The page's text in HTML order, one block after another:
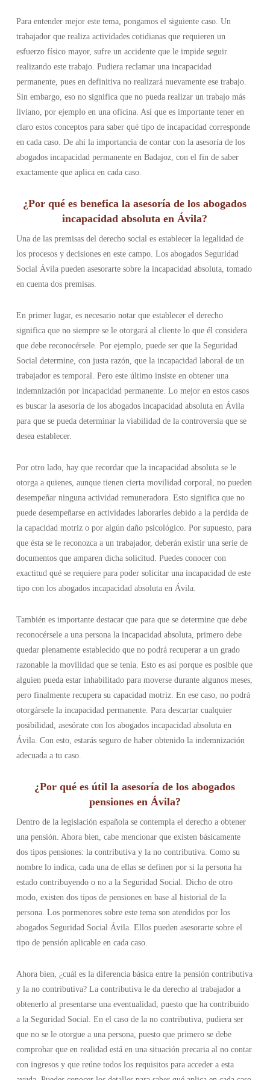
Para entender mejor este tema, pongamos el siguiente caso. Un
trabajador que realiza actividades cotidianas que requieren un
esfuerzo físico mayor, sufre un accidente que le impide seguir
realizando este trabajo. Pudiera reclamar una incapacidad
permanente, pues en definitiva no realizará nuevamente ese trabajo.
Sin embargo, eso no significa que no pueda realizar un trabajo más
liviano, por ejemplo en una oficina. Así que es importante tener en
claro estos conceptos para saber qué tipo de incapacidad corresponde
en cada caso. De ahí la importancia de contar con la asesoría de los
abogados incapacidad permanente en Badajoz, con el fin de saber
exactamente que aplica en cada caso.
¿Por qué es benefica la asesoría de los abogados
incapacidad absoluta en Ávila?
Una de las premisas del derecho social es establecer la legalidad de
los procesos y decisiones en este campo. Los abogados Seguridad
Social Ávila pueden asesorarte sobre la incapacidad absoluta, tomado
en cuenta dos premisas.
En primer lugar, es necesario notar que establecer el derecho
significa que no siempre se le otorgará al cliente lo que él considera
que debe reconocérsele. Por ejemplo, puede ser que la Seguridad
Social determine, con justa razón, que la incapacidad laboral de un
trabajador es temporal. Pero este último insiste en obtener una
indemnización por incapacidad permanente. Lo mejor en estos casos
es buscar la asesoría de los abogados incapacidad absoluta en Ávila
para que se pueda determinar la viabilidad de la controversia que se
desea establecer.
Por otro lado, hay que recordar que la incapacidad absoluta se le
otorga a quienes, aunque tienen cierta movilidad corporal, no pueden
desempeñar ninguna actividad remuneradora. Esto significa que no
puede desempeñarse en actividades laborarles debido a la perdida de
la capacidad motriz o por algún daño psicológico. Por supuesto, para
que ésta se le reconozca a un trabajador, deberán existir una serie de
documentos que amparen dicha solicitud. Puedes conocer con
exactitud qué se requiere para poder solicitar una incapacidad de este
tipo con los abogados incapacidad absoluta en Ávila.
También es importante destacar que para que se determine que debe
reconocérsele a una persona la incapacidad absoluta, primero debe
quedar plenamente establecido que no podrá recuperar a un grado
razonable la movilidad que se tenía. Esto es así porque es posible que
alguien pueda estar inhabilitado para moverse durante algunos meses,
pero finalmente recupera su capacidad motriz. En ese caso, no podrá
otorgársele la incapacidad permanente. Para descartar cualquier
posibilidad, asesórate con los abogados incapacidad absoluta en
Ávila. Con esto, estarás seguro de haber obtenido la indemnización
adecuada a tu caso.
¿Por qué es útil la asesoría de los abogados
pensiones en Ávila?
Dentro de la legislación española se contempla el derecho a obtener
una pensión. Ahora bien, cabe mencionar que existen básicamente
dos tipos pensiones: la contributiva y la no contributiva. Como su
nombre lo indica, cada una de ellas se definen por si la persona ha
estado contribuyendo o no a la Seguridad Social. Dicho de otro
modo, existen dos tipos de pensiones en base al historial de la
persona. Los pormenores sobre este tema son atendidos por los
abogados Seguridad Social Ávila. Ellos pueden asesorarte sobre el
tipo de pensión aplicable en cada caso.
Ahora bien, ¿cuál es la diferencia básica entre la pensión contributiva
y la no contributiva? La contributiva le da derecho al trabajador a
obtenerlo al presentarse una eventualidad, puesto que ha contribuido
a la Seguridad Social. En el caso de la no contributiva, pudiera ser
que no se le otorgue a una persona, puesto que primero se debe
comprobar que en realidad está en una situación precaria al no contar
con ingresos y que reúne todos los requisitos para acceder a esta